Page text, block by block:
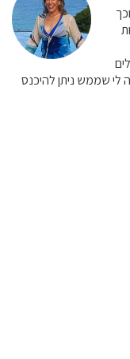
לי שממש ניתן להיכנס